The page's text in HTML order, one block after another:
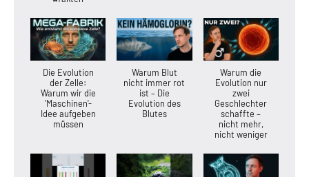
Die Evolution
der Zelle:
Warum wir die
'Maschinen'-
Idee aufgeben
müssen
Warum Blut
nicht immer rot
ist – Die
Evolution des
Blutes
Warum die
Evolution nur
zwei
Geschlechter
schaffte –
nicht mehr,
nicht weniger